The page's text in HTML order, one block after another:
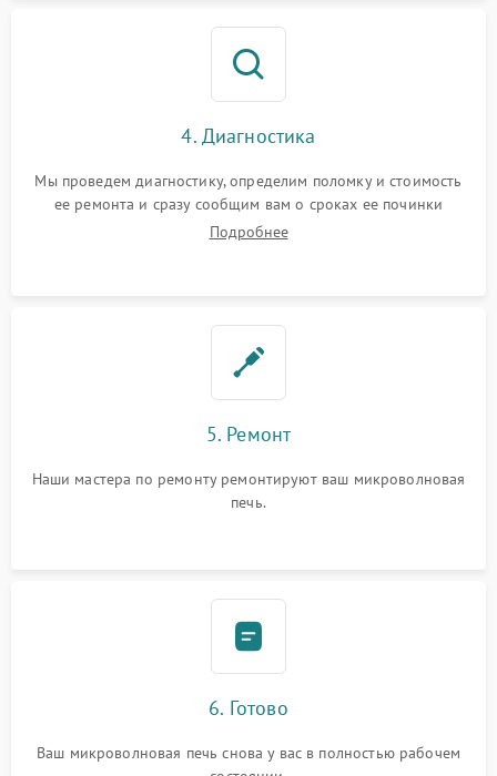
4. Диагностика
Мы проведем диагностику, определим поломку и стоимость
ее ремонта и сразу сообщим вам о сроках ее починки
Подробнее
5. Ремонт
Наши мастера по ремонту ремонтируют ваш микроволновая
печь.
6. Готово
Ваш микроволновая печь снова у вас в полностью рабочем